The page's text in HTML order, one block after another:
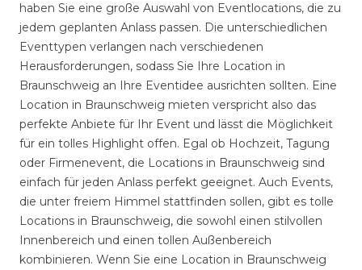
haben Sie eine große Auswahl von Eventlocations, die zu
jedem geplanten Anlass passen. Die unterschiedlichen
Eventtypen verlangen nach verschiedenen
Herausforderungen, sodass Sie Ihre Location in
Braunschweig an Ihre Eventidee ausrichten sollten. Eine
Location in Braunschweig mieten verspricht also das
perfekte Anbiete für Ihr Event und lässt die Möglichkeit
für ein tolles Highlight offen. Egal ob Hochzeit, Tagung
oder Firmenevent, die Locations in Braunschweig sind
einfach für jeden Anlass perfekt geeignet. Auch Events,
die unter freiem Himmel stattfinden sollen, gibt es tolle
Locations in Braunschweig, die sowohl einen stilvollen
Innenbereich und einen tollen Außenbereich
kombinieren. Wenn Sie eine Location in Braunschweig